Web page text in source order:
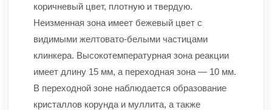
коричневый цвет, плотную и твердую.
Неизменная зона имеет бежевый цвет с
видимыми желтовато-белыми частицами
клинкера. Высокотемпературная зона реакции
имеет длину 15 мм, а переходная зона — 10 мм.
В переходной зоне наблюдается образование
кристаллов корунда и муллита, а также